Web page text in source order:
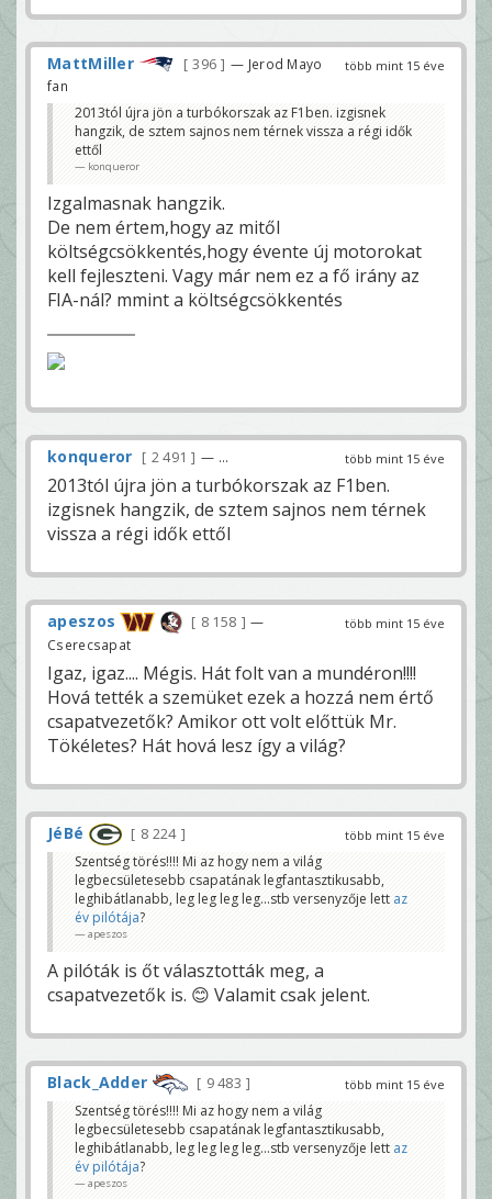
több mint 15 éve
MattMiller 396
— Jerod Mayo
fan
2013tól újra jön a turbókorszak az F1ben. izgisnek
hangzik, de sztem sajnos nem térnek vissza a régi idők
ettől
konqueror
Izgalmasnak hangzik.
De nem értem,hogy az mitől
költségcsökkentés,hogy évente új motorokat
kell fejleszteni. Vagy már nem ez a fő irány az
FIA-nál? mmint a költségcsökkentés
több mint 15 éve
konqueror 2 491 — ...
2013tól újra jön a turbókorszak az F1ben.
izgisnek hangzik, de sztem sajnos nem térnek
vissza a régi idők ettől
több mint 15 éve
apeszos 8 158
—
Cserecsapat
Igaz, igaz.... Mégis. Hát folt van a mundéron!!!!
Hová tették a szemüket ezek a hozzá nem értő
csapatvezetők? Amikor ott volt előttük Mr.
Tökéletes? Hát hová lesz így a világ?
több mint 15 éve
JéBé
8 224
Szentség törés!!!! Mi az hogy nem a világ
legbecsületesebb csapatának legfantasztikusabb,
leghibátlanabb, leg leg leg leg...stb versenyzője lett az
év pilótája?
apeszos
A pilóták is őt választották meg, a
csapatvezetők is. 😊 Valamit csak jelent.
több mint 15 éve
Black_Adder
9 483
Szentség törés!!!! Mi az hogy nem a világ
legbecsületesebb csapatának legfantasztikusabb,
leghibátlanabb, leg leg leg leg...stb versenyzője lett az
év pilótája?
apeszos